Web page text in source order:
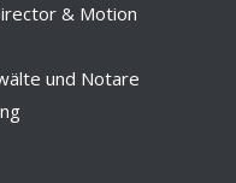
& Motion
und Notare